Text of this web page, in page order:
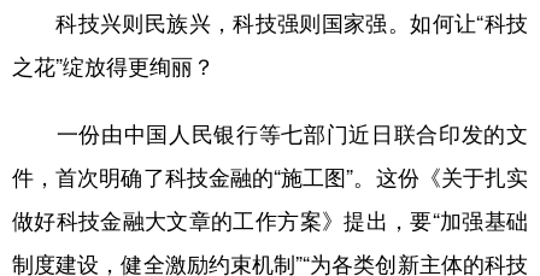
新疆 内蒙古
多语种频道
Русский язык 日本語 한국어
科技兴则民族兴，科技强则国家强。如何让“科技
之花”绽放得更绚丽？
一份由中国人民银行等七部门近日联合印发的文
件，首次明确了科技金融的“施工图”。这份《关于扎实
做好科技金融大文章的工作方案》提出，要“加强基础
制度建设，健全激励约束机制”“为各类创新主体的科技